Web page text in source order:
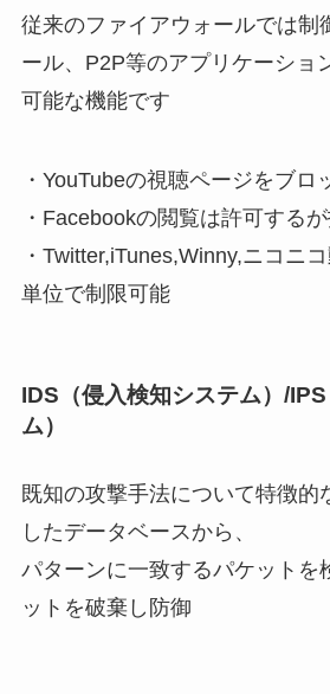
従来のファイアウォールでは制
ール、P2P等のアプリケーショ
可能な機能です
・YouTubeの視聴ページをブロ
・Facebookの閲覧は許可する
・Twitter,iTunes,Winny,ニコニ
単位で制限可能
IDS （侵入検知システム） /IPS
ム）
既知の攻撃手法について特徴的
したデータベースから、
パターンに一致するパケットを
ットを破棄し防御